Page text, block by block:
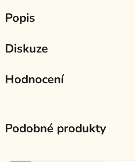
Popis
Diskuze
Hodnocení
Podobné produkty